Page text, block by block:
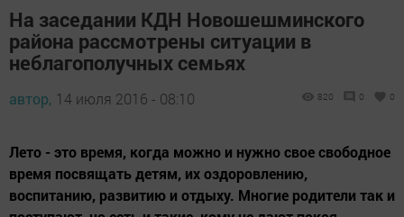
На заседании КДН Новошешминского
района рассмотрены ситуации в
неблагополучных семьях
автор, 14 июля 2016 - 08:10 820 0 0
Лето - это время, когда можно и нужно свое свободное
время посвящать детям, их оздоровлению,
воспитанию, развитию и отдыху. Многие родители так и